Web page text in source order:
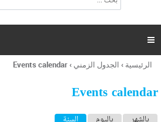
ت
ر
ل
ح
ب

أنت
هنا
الرئيسية › الجدول الزمني ›
Events calendar
Events calendar